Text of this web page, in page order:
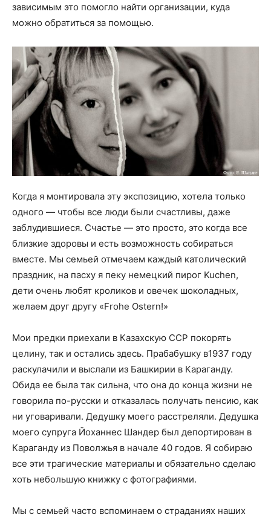
зависимым это помогло найти организации, куда
можно обратиться за помощью.
Когда я монтировала эту экспозицию, хотела только
одного — чтобы все люди были счастливы, даже
заблудившиеся. Счастье — это просто, это когда все
близкие здоровы и есть возможность собираться
вместе. Мы семьей отмечаем каждый католический
праздник, на пасху я пеку немецкий пирог Kuchen,
дети очень любят кроликов и овечек шоколадных,
желаем друг другу «Frohe Ostern!»
Мои предки приехали в Казахскую ССР покорять
целину, так и остались здесь. Прабабушку в1937 году
раскулачили и выслали из Башкирии в Караганду.
Обида ее была так сильна, что она до конца жизни не
говорила по-русски и отказалась получать пенсию, как
ни уговаривали. Дедушку моего расстреляли. Дедушка
моего супруга Йоханнес Шандер был депортирован в
Караганду из Поволжья в начале 40 годов. Я собираю
все эти трагические материалы и обязательно сделаю
хоть небольшую книжку с фотографиями.
Мы с семьей часто вспоминаем о страданиях наших